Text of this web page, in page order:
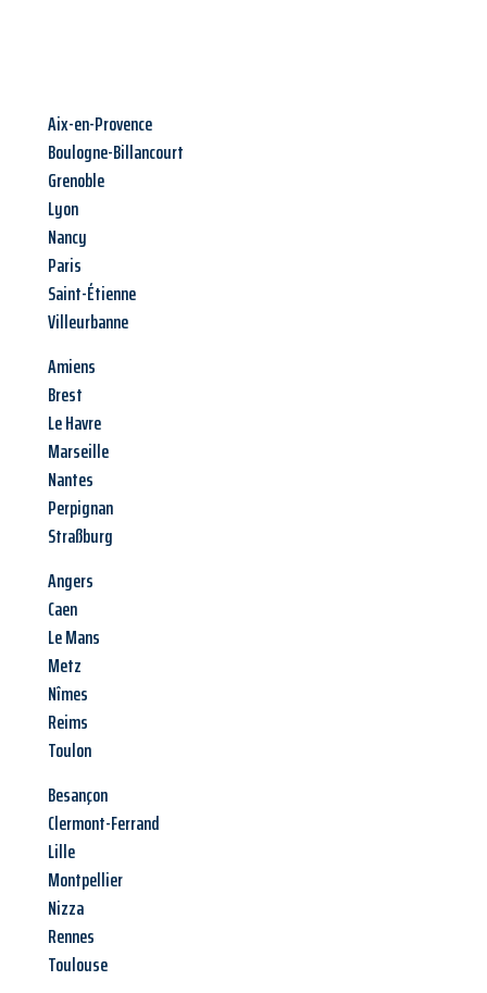
Aix-en-Provence
Boulogne-Billancourt
Grenoble
Lyon
Nancy
Paris
Saint-Étienne
Villeurbanne
Amiens
Brest
Le Havre
Marseille
Nantes
Perpignan
Straßburg
Angers
Caen
Le Mans
Metz
Nîmes
Reims
Toulon
Besançon
Clermont-Ferrand
Lille
Montpellier
Nizza
Rennes
Toulouse